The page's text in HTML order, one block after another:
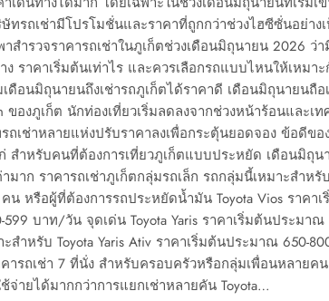
ทรถเช่ามีโปรโมชั่นและราคาที่ถูกกว่าช่วงไฮซีซั่นอย่าง
สำรวจราคารถเช่าในภูเก็ตช่วงเดือนมิถุนายน 2026 ว่
ง ราคาเริ่มต้นเท่าไร และควรเลือกรถแบบไหนให้เหมา
ดือนมิถุนายนถึงเช่ารถภูเก็ตได้ราคาดี เดือนมิถุนายนถือ
ของภูเก็ต นักท่องเที่ยวเริ่มลดลงจากช่วงหน้าร้อนและเ
ถเช่าหลายแห่งปรับราคาลงเพื่อกระตุ้นยอดจอง ข้อดีขอ
สำหรับคนที่ต้องการเที่ยวภูเก็ตแบบประหยัด เดือนมิถุน
มาก ราคารถเช่าภูเก็ตกลุ่มรถเล็ก รถกลุ่มนี้เหมาะสำห
น หรือผู้ที่ต้องการรถประหยัดน้ำมัน Toyota Vios ราคา
บาท/วัน จุดเด่น Toyota Yaris ราคาเริ่มต้นประมาณ
สำหรับ Toyota Yaris Ativ ราคาเริ่มต้นประมาณ 650-
ารถเช่า 7 ที่นั่ง สำหรับครอบครัวหรือกลุ่มเพื่อนหลายค
จ่ายได้มากกว่าการแยกเช่าหลายคัน Toyota…